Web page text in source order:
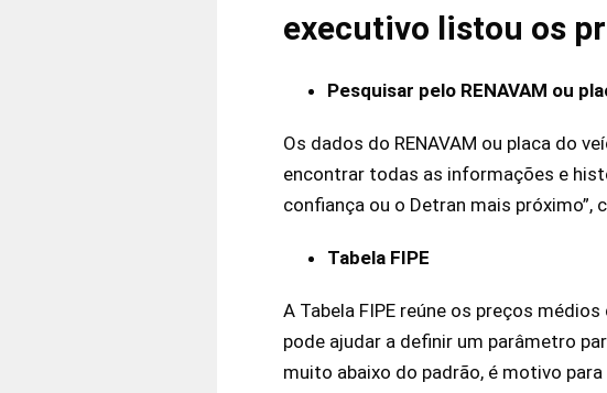
executivo listou os
Pesquisar pelo RENAVAM ou
Os dados do RENAVAM ou placa do
encontrar todas as informações e
confiança ou o Detran mais próximo”,
Tabela FIPE
A Tabela FIPE reúne os preços
pode ajudar a definir um parâmetro
muito abaixo do padrão, é motivo